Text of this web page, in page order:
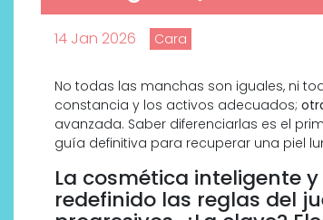
14 Jan 2026 Cara
No todas las manchas son iguales, ni
constancia y los activos adecuados;
avanzada. Saber diferenciarlas es el
guía definitiva para recuperar una piel
La cosmética inteligente
redefinido las reglas del